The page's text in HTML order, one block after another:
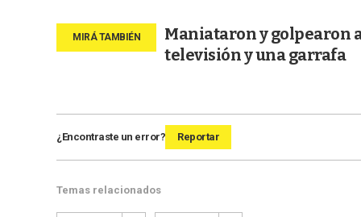
Maniataron y golpearon
televisión y una garrafa
¿Encontraste un error? Reportar
Temas relacionados